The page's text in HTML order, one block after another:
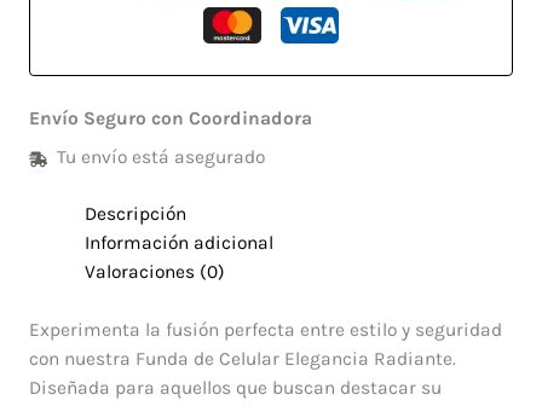
Envío Seguro con Coordinadora
Tu envío está asegurado
Descripción
Información adicional
Valoraciones (0)
Experimenta la fusión perfecta entre estilo y seguridad
con nuestra Funda de Celular Elegancia Radiante.
Diseñada para aquellos que buscan destacar su